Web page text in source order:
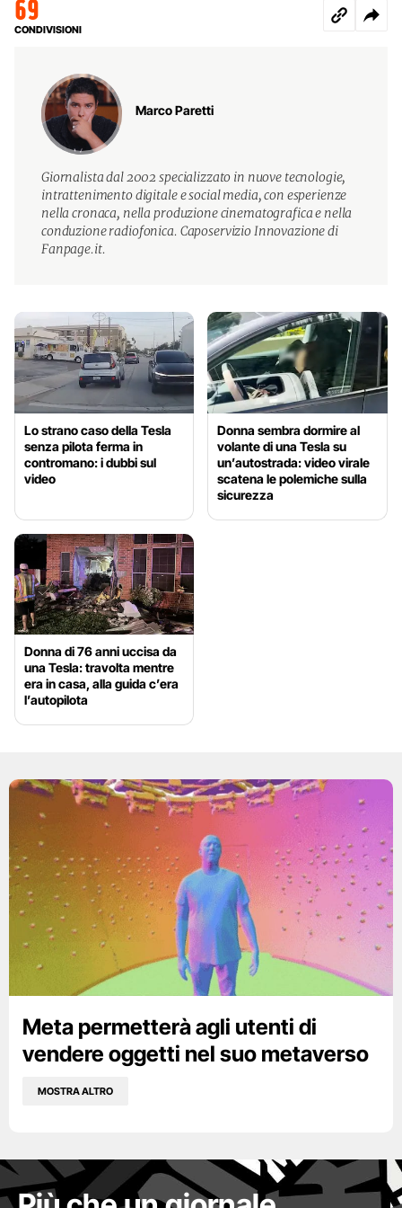
69
CONDIVISIONI
Marco Paretti
Giornalista dal 2002 specializzato in nuove tecnologie,
intrattenimento digitale e social media, con esperienze
nella cronaca, nella produzione cinematografica e nella
conduzione radiofonica. Caposervizio Innovazione di
Fanpage.it.
Lo strano caso della Tesla
senza pilota ferma in
contromano: i dubbi sul
video
Donna sembra dormire al
volante di una Tesla su
un’autostrada: video virale
scatena le polemiche sulla
sicurezza
Donna di 76 anni uccisa da
una Tesla: travolta mentre
era in casa, alla guida c’era
l’autopilota
Meta permetterà agli utenti di
vendere oggetti nel suo metaverso
MOSTRA ALTRO